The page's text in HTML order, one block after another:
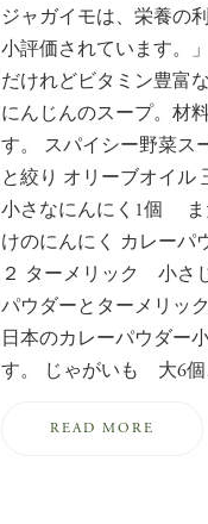
ジャガイモは、栄養の
小評価されています。
だけれどビタミン豊富
にんじんのスープ。材
す。 スパイシー野菜ス
と絞り オリーブオイ
小さなにんにく1個 ま
けのにんにく カレー
２ ターメリック 小さ
パウダーとターメリッ
日本のカレーパウダー
す。 じゃがいも 大6
READ MORE